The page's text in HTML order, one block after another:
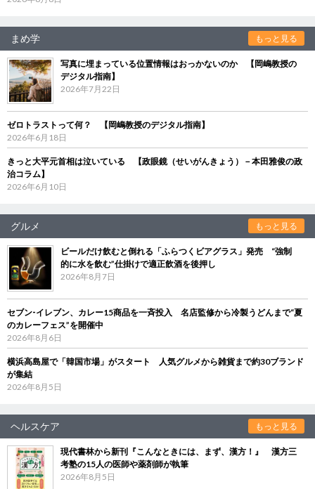
まめ学 もっと見る
写真に埋まっている位置情報はおっかないのか 【岡嶋教授の
デジタル指南】
2026年7月22日
ゼロトラストって何？ 【岡嶋教授のデジタル指南】
2026年6月18日
きっと大平元首相は泣いている 【政眼鏡（せいがんきょう）－本田雅俊の政
治コラム】
2026年6月10日
グルメ もっと見る
ビールだけ飲むと倒れる「ふらつくビアグラス」発売 “強制
的に水を飲む”仕掛けで適正飲酒を後押し
2026年8月7日
セブン‐イレブン、カレー15商品を一斉投入 名店監修から冷製うどんまで“夏
のカレーフェス”を開催中
2026年8月6日
横浜高島屋で「韓国市場」がスタート 人気グルメから雑貨まで約30ブランド
が集結
2026年8月5日
ヘルスケア もっと見る
現代書林から新刊『こんなときには、まず、漢方！』 漢方三
考塾の15人の医師や薬剤師が執筆
2026年8月5日